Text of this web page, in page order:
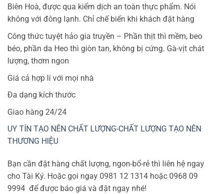
Biên Hoà, được qua kiểm dịch an toàn thực phẩm. Nói
không với đông lạnh. Chỉ chế biến khi khách đặt hàng
Công thức tuyệt hảo gia truyền – Phần thịt thì mềm, beo
béo, phần da Heo thì giòn tan, không bị cứng. Gà-vịt chát
lượng, thơm ngon
Giá cả hợp lí với mọi nhà
Đa dạng kích thước
Giao hàng 24/24
UY TÍN TẠO NÊN CHẤT LƯỢNG-CHẤT LƯỢNG TẠO NÊN
THƯƠNG HIỆU
Bạn cần đặt hàng chất lượng, ngon-bổ-rẻ thì liên hệ ngay
cho Tài Ký. Hoặc gọi ngay 0981 12 1314 hoặc 0968 09
9994 để được báo giá và đặt ngay nhé!